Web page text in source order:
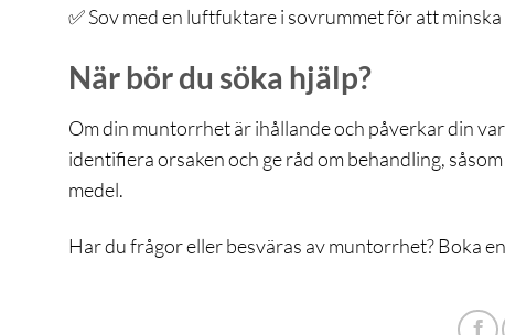
✅ Sov med en luftfuktare i sovrummet för att
När bör du söka hjälp?
Om din muntorrhet är ihållande och påverkar din
identifiera orsaken och ge råd om behandling,
medel.
Har du frågor eller besväras av muntorrhet? Boka